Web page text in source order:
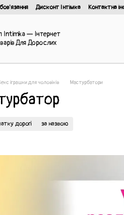
Дисконт Інтімка
Контактна
іграшки для чоловіків Мастурбатори
дорогі за назвою